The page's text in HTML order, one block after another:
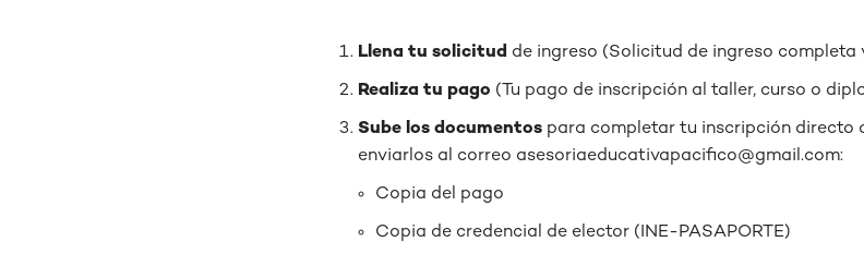
Llena tu solicitud de ingreso (Solicitud de ingreso
Realiza tu pago (Tu pago de inscripción al taller, curso o
Sube los documentos para completar tu inscripción directo
enviarlos al correo asesoriaeducativapacifico@gmail.com:
Copia del pago
Copia de credencial de elector (INE-PASAPORTE)